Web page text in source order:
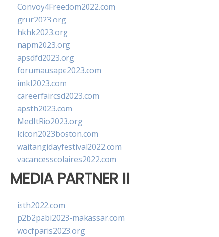
Convoy4Freedom2022.com
grur2023.org
hkhk2023.org
napm2023.org
apsdfd2023.org
forumausape2023.com
imkl2023.com
careerfaircsd2023.com
apsth2023.com
MedItRio2023.org
lcicon2023boston.com
waitangidayfestival2022.com
vacancesscolaires2022.com
MEDIA PARTNER II
isth2022.com
p2b2pabi2023-makassar.com
wocfparis2023.org